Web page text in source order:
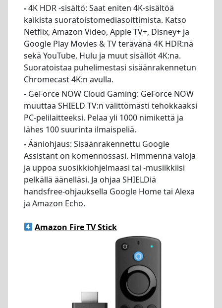
-4K HDR -sisältö: Saat eniten 4K-sisältöä
kaikista suoratoistomediasoittimista. Katso
Netflix, Amazon Video, Apple TV+, Disney+ ja
Google Play Movies & TV terävänä 4K HDR:nä
sekä YouTube, Hulu ja muut sisällöt 4K:na.
Suoratoistaa puhelimestasi sisäänrakennetun
Chromecast 4K:n avulla.
- GeForce NOW Cloud Gaming: GeForce NOW
muuttaa SHIELD TV:n välittömästi tehokkaaksi
PC-pelilaitteeksi. Pelaa yli 1000 nimikettä ja
lähes 100 suurinta ilmaispeliä.
-Ääniohjaus: Sisäänrakennettu Google
Assistant on komennossasi. Himmennä valoja
ja uppoa suosikkiohjelmaasi tai -musiikkiisi
pelkällä äänelläsi. Ja ohjaa SHIELDiä
handsfree-ohjauksella Google Home tai Alexa
ja Amazon Echo.
Amazon Fire TV Stick